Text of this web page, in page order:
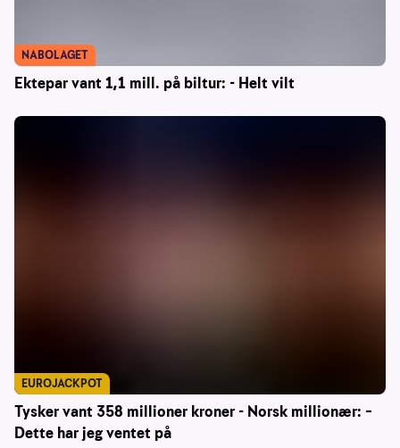
Ektepar vant 1,1 mill. på biltur: - Helt vilt
NABOLAGET
Tysker vant 358 millioner kroner - Norsk millionær: –
Dette har jeg ventet på
EUROJACKPOT